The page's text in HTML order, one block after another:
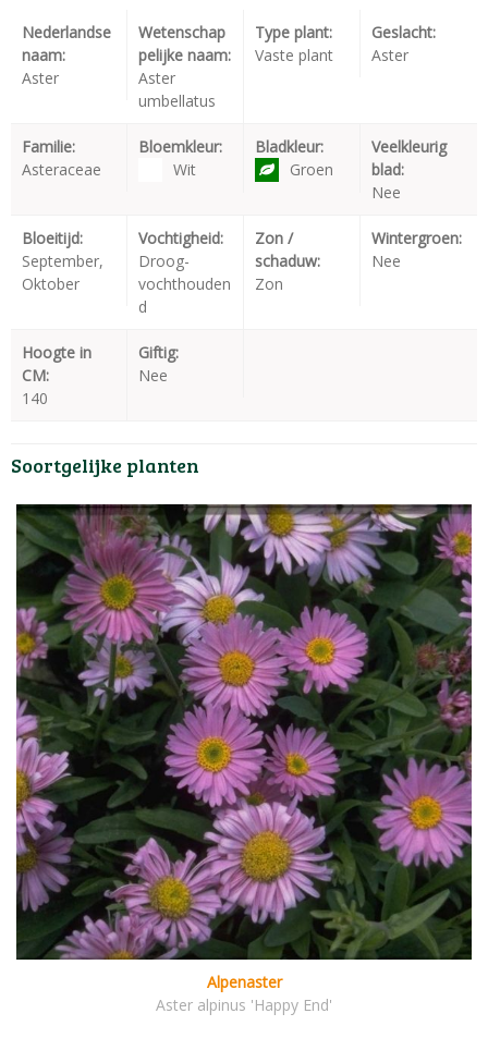
Nederlandse
naam:
Aster
Wetenschap
pelijke naam:
Aster
umbellatus
Type plant:
Vaste plant
Geslacht:
Aster
Familie:
Asteraceae
Bloemkleur:
Wit
Bladkleur:
Groen
Veelkleurig
blad:
Nee
Bloeitijd:
September,
Oktober
Vochtigheid:
Droog-
vochthouden
d
Zon /
schaduw:
Zon
Wintergroen:
Nee
Hoogte in
CM:
140
Giftig:
Nee
Soortgelijke planten
Alpenaster
Aster alpinus 'Happy End'